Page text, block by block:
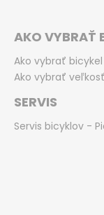
AKO VYBRAŤ
Ako vybrať bicykel
Ako vybrať veľkosť
SERVIS
Servis bicyklov -